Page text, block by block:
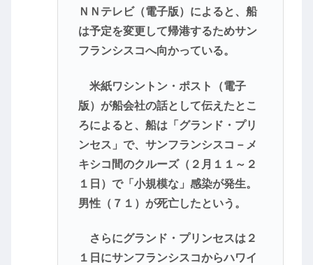
ＮＮテレビ（電子版）によると、船
は予定を変更して帰港するためサン
フランシスコへ向かっている。
米紙ワシントン・ポスト（電子
版）が船会社の話として伝えたとこ
ろによると、船は「グランド・プリ
ンセス」で、サンフランシスコ－メ
キシコ間のクルーズ（２月１１～２
１日）で「小規模な」感染が発生。
男性（７１）が死亡したという。
さらにグランド・プリンセスは２
１日にサンフランシスコからハワイ